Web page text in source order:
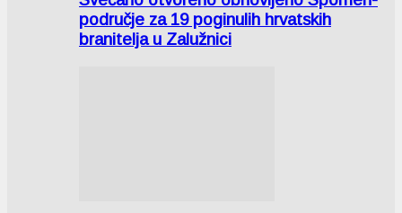
područje za 19 poginulih hrvatskih
branitelja u Zalužnici